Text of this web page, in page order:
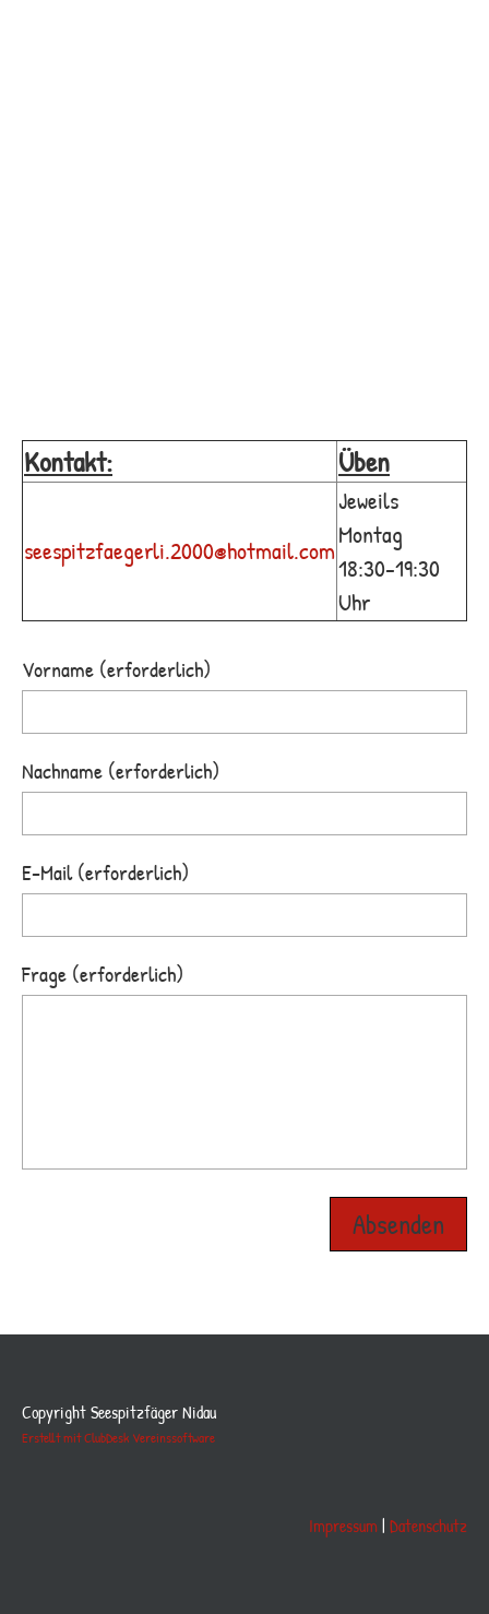
Kontakt: Üben
seespitzfaegerli.2000@hotmail.com
Jeweils
Montag
18:30-19:30
Uhr
Vorname (erforderlich)
Nachname (erforderlich)
E-Mail (erforderlich)
Frage (erforderlich)
Copyright Seespitzfäger Nidau
Erstellt mit ClubDesk Vereinssoftware
Impressum| Datenschutz